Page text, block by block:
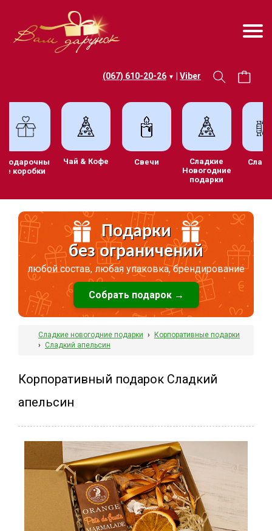
(067) 610-20-26 ▼ Viber
Подарочны
е коробки
Чай & Кофе Свечи
Сладкие
Новогодние
подарки
Подарки
без ограничений
любой состав, любая упаковка, брендирование
Собрать подарок →
Сладкие новогодние подарки › Корпоративные подарки
› Сладкий апельсин
Корпоративный подарок Сладкий
апельсин